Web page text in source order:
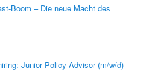
Boom – Die neue Macht des
Junior Policy Advisor (m/w/d)